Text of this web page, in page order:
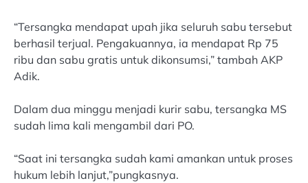
“Tersangka mendapat upah jika seluruh sabu tersebut
berhasil terjual. Pengakuannya, ia mendapat Rp 75
ribu dan sabu gratis untuk dikonsumsi,” tambah AKP
Adik.
Dalam dua minggu menjadi kurir sabu, tersangka MS
sudah lima kali mengambil dari PO.
“Saat ini tersangka sudah kami amankan untuk proses
hukum lebih lanjut,”pungkasnya.